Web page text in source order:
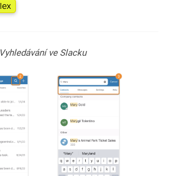
Vyhledávání ve Slacku